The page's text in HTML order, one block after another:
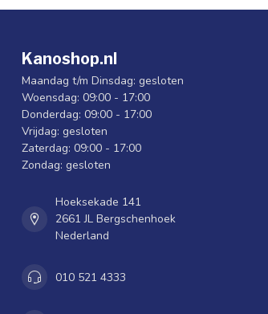
Kanoshop.nl
Maandag t/m Dinsdag: gesloten
Woensdag: 09:00 - 17:00
Donderdag: 09:00 - 17:00
Vrijdag: gesloten
Zaterdag: 09:00 - 17:00
Zondag: gesloten
Hoeksekade 141
2661 JL Bergschenhoek
Nederland
010 521 4333